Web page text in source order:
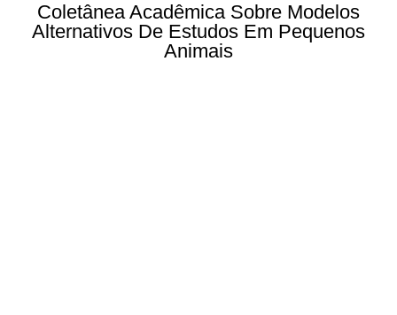
Coletânea Acadêmica Sobre Modelos
Alternativos De Estudos Em Pequenos
Animais